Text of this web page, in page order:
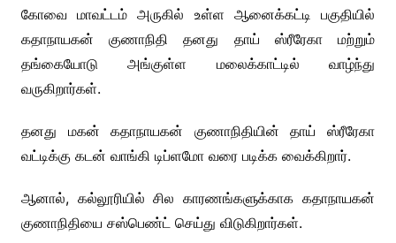
கோவை மாவட்டம் அருகில் உள்ள ஆனைக்கட்டி பகுதியில்
கதாநாயகன் குணாநிதி தனது தாய் ஸ்ரீரேகா மற்றும்
தங்கையோடு அங்குள்ள மலைக்காட்டில் வாழ்ந்து
வருகிறார்கள்.
தனது மகன் கதாநாயகன் குணாநிதியின் தாய் ஸ்ரீரேகா
வட்டிக்கு கடன் வாங்கி டிப்ளமோ வரை படிக்க வைக்கிறார்.
ஆனால், கல்லூரியில் சில காரணங்களுக்காக கதாநாயகன்
குணாநிதியை சஸ்பெண்ட் செய்து விடுகிறார்கள்.